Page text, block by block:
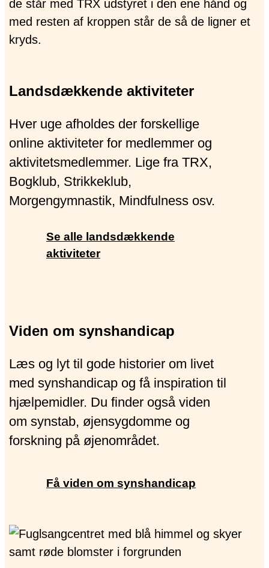
Landsdækkende aktiviteter
Hver uge afholdes der forskellige
online aktiviteter for medlemmer og
aktivitetsmedlemmer. Lige fra TRX,
Bogklub, Strikkeklub,
Morgengymnastik, Mindfulness osv.
Se alle landsdækkende
aktiviteter
Viden om synshandicap
Læs og lyt til gode historier om livet
med synshandicap og få inspiration til
hjælpemidler. Du finder også viden
om synstab, øjensygdomme og
forskning på øjenområdet.
Få viden om synshandicap